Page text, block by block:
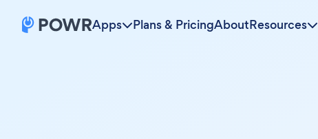
Apps Plans & PricingAboutResources